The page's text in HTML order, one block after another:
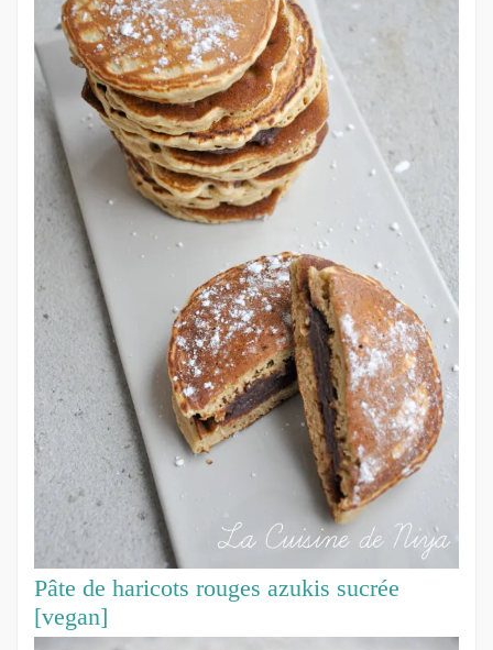
Pâte de haricots rouges azukis sucrée
[vegan]